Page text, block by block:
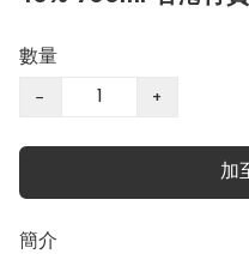
數量
− +
加
簡介